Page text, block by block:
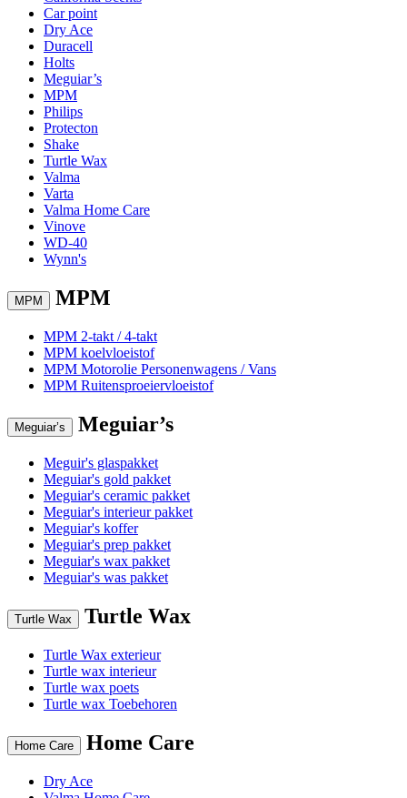
Car point
Dry Ace
Duracell
Holts
Meguiar’s
MPM
Philips
Protecton
Shake
Turtle Wax
Valma
Varta
Valma Home Care
Vinove
WD-40
Wynn's
MPM MPM
MPM 2-takt / 4-takt
MPM koelvloeistof
MPM Motorolie Personenwagens / Vans
MPM Ruitensproeiervloeistof
Meguiar’s Meguiar’s
Meguir's glaspakket
Meguiar's gold pakket
Meguiar's ceramic pakket
Meguiar's interieur pakket
Meguiar's koffer
Meguiar's prep pakket
Meguiar's wax pakket
Meguiar's was pakket
Turtle Wax Turtle Wax
Turtle Wax exterieur
Turtle wax interieur
Turtle wax poets
Turtle wax Toebehoren
Home Care Home Care
Dry Ace